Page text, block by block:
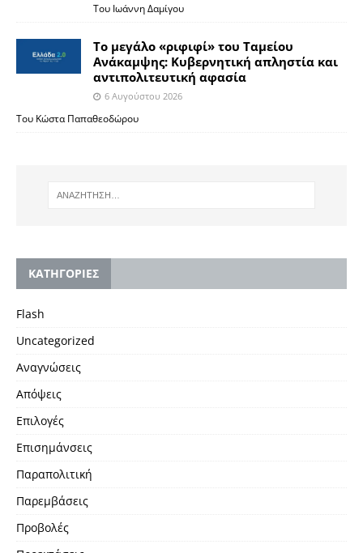
Του Ιωάννη Δαμίγου
Το μεγάλο «ριφιφί» του Ταμείου
Ανάκαμψης: Κυβερνητική απληστία και
αντιπολιτευτική αφασία
6 Αυγούστου 2026
Του Κώστα Παπαθεοδώρου
KΑΤΗΓΟΡΙΕΣ
Flash
Uncategorized
Αναγνώσεις
Απόψεις
Επιλογές
Επισημάνσεις
Παραπολιτική
Παρεμβάσεις
Προβολές